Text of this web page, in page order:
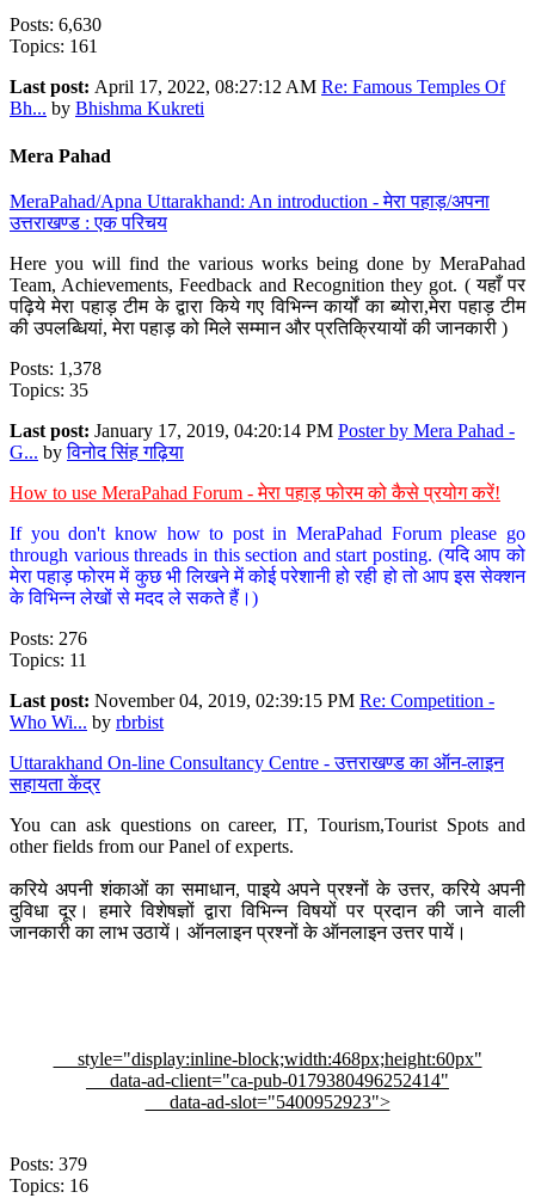
Posts: 6,630
Topics: 161
Last post: April 17, 2022, 08:27:12 AM Re: Famous Temples Of
Bh... by Bhishma Kukreti
Mera Pahad
MeraPahad/Apna Uttarakhand: An introduction - मेरा पहाड़/अपना
उत्तराखण्ड : एक परिचय
Here you will find the various works being done by MeraPahad
Team, Achievements, Feedback and Recognition they got. ( यहाँ पर
पढ़िये मेरा पहाड़ टीम के द्वारा किये गए विभिन्न कार्यों का ब्योरा,मेरा पहाड़ टीम
की उपलब्धियां, मेरा पहाड़ को मिले सम्मान और प्रतिक्रियायों की जानकारी )
Posts: 1,378
Topics: 35
Last post: January 17, 2019, 04:20:14 PM Poster by Mera Pahad -
G... byविनोद सिंह गढ़िया
How to use MeraPahad Forum - मेरा पहाड़ फोरम को कैसे प्रयोग करें!
If you don't know how to post in MeraPahad Forum please go
through various threads in this section and start posting. (यदि आप को
मेरा पहाड़ फोरम में कुछ भी लिखने में कोई परेशानी हो रही हो तो आप इस सेक्शन
के विभिन्न लेखों से मदद ले सकते हैं।)
Posts: 276
Topics: 11
Last post: November 04, 2019, 02:39:15 PM Re: Competition -
Who Wi... by rbrbist
Uttarakhand On-line Consultancy Centre - उत्तराखण्ड का ऑन-लाइन
सहायता केंद्र
You can ask questions on career, IT, Tourism,Tourist Spots and
other fields from our Panel of experts.
करिये अपनी शंकाओं का समाधान, पाइये अपने प्रश्नों के उत्तर, करिये अपनी
दुविधा दूर। हमारे विशेषज्ञों द्वारा विभिन्न विषयों पर प्रदान की जाने वाली
जानकारी का लाभ उठायें। ऑनलाइन प्रश्नों के ऑनलाइन उत्तर पायें।
style="display:inline-block;width:468px;height:60px"
data-ad-client="ca-pub-0179380496252414"
data-ad-slot="5400952923">
Posts: 379
Topics: 16